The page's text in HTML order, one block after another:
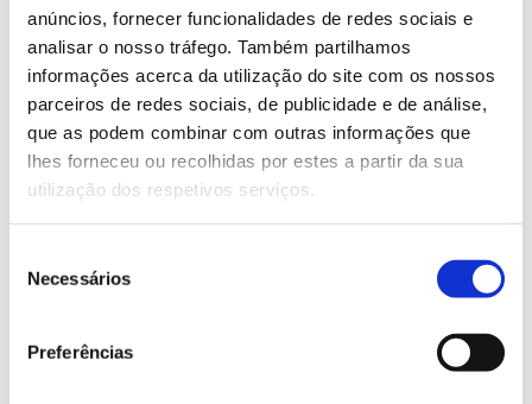
anúncios, fornecer funcionalidades de redes sociais e
analisar o nosso tráfego. Também partilhamos
informações acerca da utilização do site com os nossos
parceiros de redes sociais, de publicidade e de análise,
que as podem combinar com outras informações que
lhes forneceu ou recolhidas por estes a partir da sua
utilização dos respetivos serviços.
Necessários
Preferências
Saiba mais
13.07.2026
Genoma do priolo e de outras espécies em risco:
conhecer para conservar
Registar galhas de Trichi em acácia-das-espigas: